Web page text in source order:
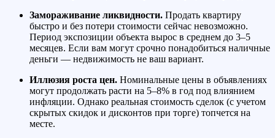
Замораживание ликвидности. Продать квартиру
быстро и без потери стоимости сейчас невозможно.
Период экспозиции объекта вырос в среднем до 3–5
месяцев. Если вам могут срочно понадобиться наличные
деньги — недвижимость не ваш вариант.
Иллюзия роста цен. Номинальные цены в объявлениях
могут продолжать расти на 5–8% в год под влиянием
инфляции. Однако реальная стоимость сделок (с учетом
скрытых скидок и дисконтов при торге) топчется на
месте.